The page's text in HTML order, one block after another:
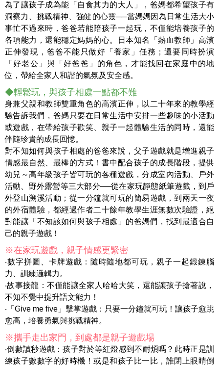
為了讓孩子成為能「自食其力的大人」，爸媽都希望孩子有
洞察力、挑戰精神、強健的心靈──當媽媽因為日常生活大小
事忙不過來時，爸爸若能陪孩子一起玩，不僅能培養孩子的
各項能力，還能穩定媽媽的心。日本知名「熱血教師」高濱
正伸發現，爸爸不能只做好「養家」任務；還要同時扮演
「好老公」與「好爸爸」的角色，才能找回在家庭中的地
位，帶給全家人和諧的氣氛及安全感。
◆輕鬆玩，與孩子相處一點都不難
身兼父親和教師雙重角色的高濱正伸，以二十年來的教學經
驗告訴我們，爸媽只要在日常生活中安排一些趣味的小活動
或遊戲，在帶給孩子歡笑、親子一起體驗生活的同時，還能
伴隨珍貴的成長回憶。
對不知如何與孩子相處的爸爸來說，父子遊戲就是增進親子
情感最自然、最棒的方式！書中配合孩子的成長階段，提供
幼兒～高年級孩子皆可玩的各種遊戲，分成室內活動、戶外
活動、野外露營等三大部分──從在家玩靜態紙筆遊戲，到戶
外登山溯溪活動；從一分鐘就可玩的簡易遊戲，到兩天一夜
的外宿體驗，都經過作者二十餘年教學生涯無數次驗證，絕
對能讓「不知該如何與孩子相處」的爸媽們，找到最適合自
己的親子遊戲！
※在家玩遊戲，親子情感更緊密
‧數字拼圖、卡牌遊戲：隨時隨地都可玩，親子一起鍛鍊腦
力、訓練邏輯力。
‧故事接龍：不僅能讓全家人哈哈大笑，還能讓孩子搶著說，
不知不覺中提升語文能力！
‧「Give me five」擊掌遊戲：只要一分鐘就可玩！讓孩子愈跳
愈高，培養勇氣與挑戰精神。
※攜手走出家門，到處都是親子遊戲場
‧倒數讀秒遊戲：孩子對於等紅燈感到不耐煩嗎？此時正是訓
練孩子數數字的好時機！或是和孩子比一比，誰閉上眼睛倒